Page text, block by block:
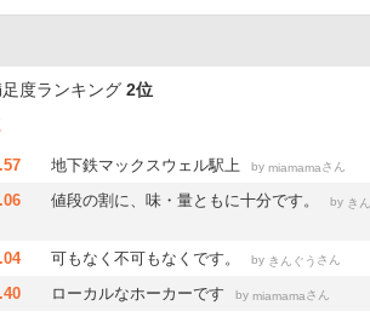
度ランキング 2位
地下鉄マックスウェル駅上 by miamamaさん
値段の割に、味・量ともに十分です。 by き
可もなく不可もなくです。 by きんぐう さん
ローカルなホーカーです by miamamaさん